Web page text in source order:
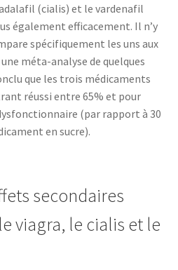
(cialis) et le vardenafil
également efficacement. Il n’y
spécifiquement les uns aux
méta-analyse de quelques
que les trois médicaments
réussi entre 65% et pour
(par rapport à 30
en sucre).
secondaires
viagra, le cialis et le